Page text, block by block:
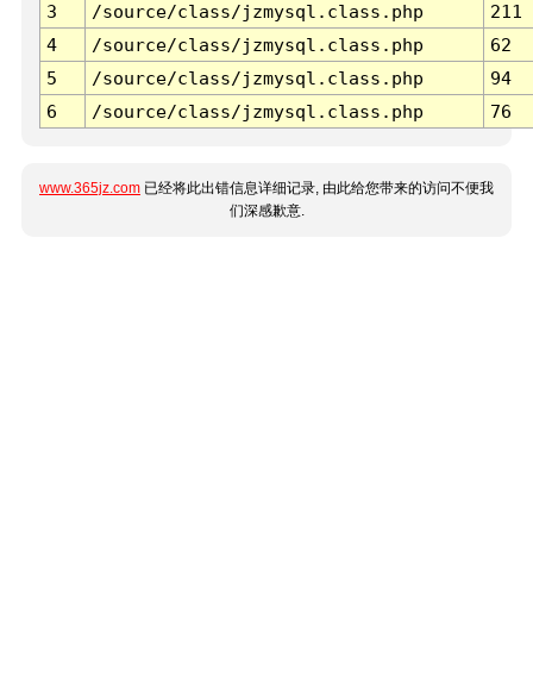
3 /source/class/jzmysql.class.php
211
4
/source/class/jzmysql.class.php
62
5
/source/class/jzmysql.class.php
94
6
/source/class/jzmysql.class.php 76
www.365jz.com 已经将此出错信息详细记录, 由此给您带来的访问不便我
们深感歉意.